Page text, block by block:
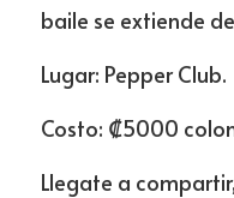
baile se extiende
Lugar: Pepper Club.
Costo: ₡5000
Llegate a